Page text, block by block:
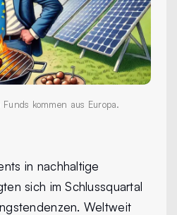
kommen aus Europa.
in nachhaltige
sich im Schlussquartal
Weltweit